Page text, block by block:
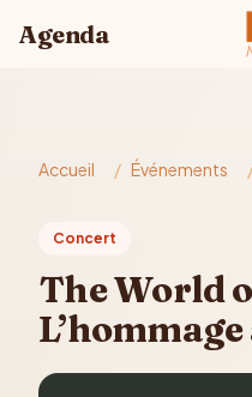
Agenda
Accueil / Événements
Concert
The World